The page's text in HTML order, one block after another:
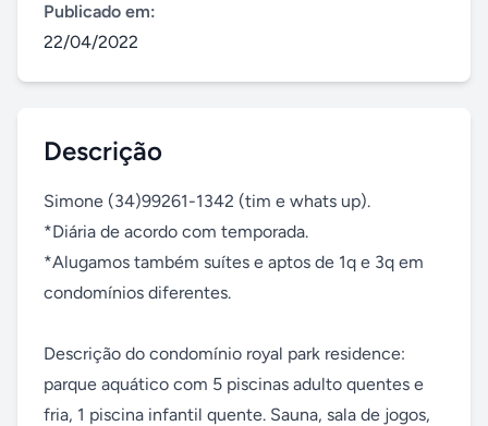
Publicado em:
22/04/2022
Descrição
Simone (34)99261-1342 (tim e whats up).
*Diária de acordo com temporada.
*Alugamos também suítes e aptos de 1q e 3q em
condomínios diferentes.
Descrição do condomínio royal park residence:
parque aquático com 5 piscinas adulto quentes e
fria, 1 piscina infantil quente. Sauna, sala de jogos,